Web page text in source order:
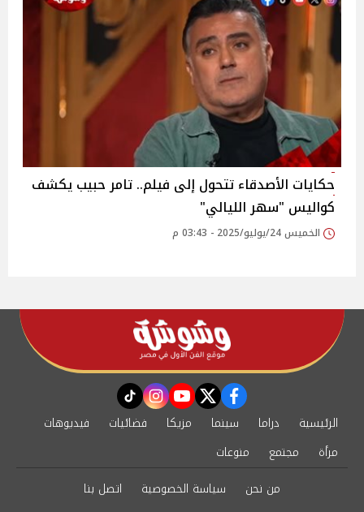
حكايات الأصدقاء تتحول إلى فيلم.. تامر حبيب يكشف
كواليس "سهر الليالي"‎
الخميس 24/يوليو/2025 - 03:43 م
facebook
twitter
youtube
instagram
tiktok
الرئيسية دراما سينما مزيكا فضائيات
فيديوهات
مرأة
مجتمع
منوعات
من نحن
سياسة الخصوصية اتصل بنا